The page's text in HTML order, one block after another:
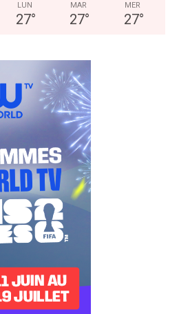
LUN
27°
MAR
27°
MER
27°